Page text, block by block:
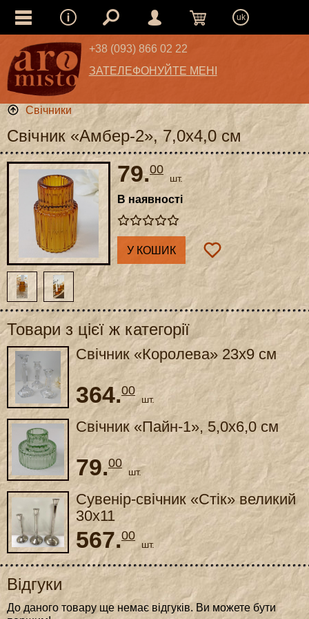
uk
+38 (093) 866 02 22
ЗАТЕЛЕФОНУЙТЕ МЕНІ
Свічники
Свічник «Амбер-2», 7,0x4,0 см
79.00
шт.
В наявності
У КОШИК
Товари з цієї ж категорії
Свічник «Королева» 23x9 см
364.00
шт.
Свічник «Пайн-1», 5,0x6,0 см
79.00
шт.
Сувенір-свічник «Стік» великий
30x11
567.00
шт.
Відгуки
До даного товару ще немає відгуків. Ви можете бути